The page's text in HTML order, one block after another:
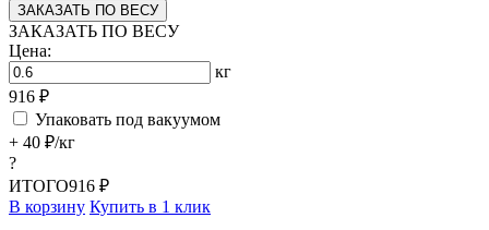
ЗАКАЗАТЬ ПО ВЕСУ
ЗАКАЗАТЬ ПО ВЕСУ
Цена:
кг
916 ₽
Упаковать под вакуумом
+ 40 ₽/кг
?
ИТОГО916 ₽
В корзину Купить в 1 клик